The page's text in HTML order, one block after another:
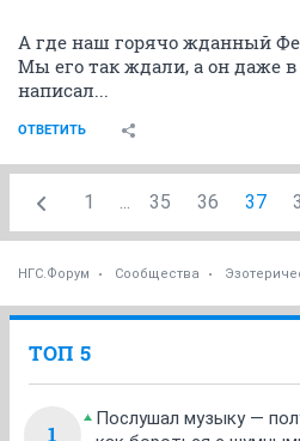
А где наш горячо жданный
Мы его так ждали, а он даже
написал...
ОТВЕТИТЬ
1 ... 35 36 37
НГС.Форум Сообщества
ТОП 5
1
Послушал музыку —